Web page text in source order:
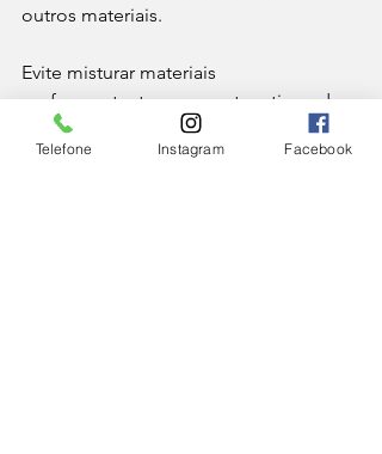
outros materiais.
​Evite misturar materiais
perfurocortantes com outros tipos de
resíduos. Identifique as embalagens
com adesivos ou bilhetes que
Telefone Instagram Facebook